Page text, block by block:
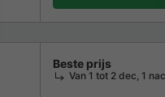
Beste prijs
Van 1 tot 2 dec, 1